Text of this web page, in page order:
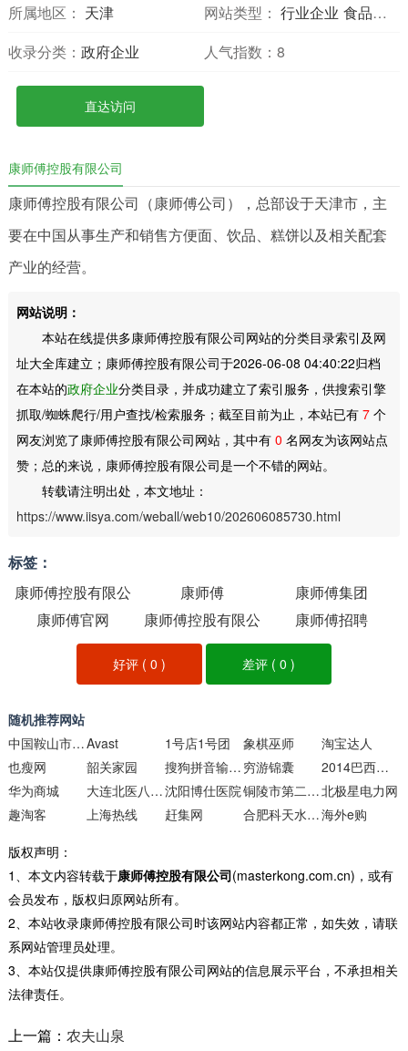
所属地区： 天津 网站类型： 行业企业 食品饮料
收录分类： 政府企业 人气指数： 8
直达访问
康师傅控股有限公司
康师傅控股有限公司（康师傅公司），总部设于天津市，主
要在中国从事生产和销售方便面、饮品、糕饼以及相关配套
产业的经营。
网站说明：
本站在线提供多康师傅控股有限公司网站的分类目录索引及网
址大全库建立；康师傅控股有限公司于2026-06-08 04:40:22归档
在本站的政府企业分类目录，并成功建立了索引服务，供搜索引擎
抓取/蜘蛛爬行/用户查找/检索服务；截至目前为止，本站已有 7个
网友浏览了康师傅控股有限公司网站，其中有 0 名网友为该网站点
赞；总的来说，康师傅控股有限公司是一个不错的网站。
转载请注明出处，本文地址：
https://www.iisya.com/weball/web10/202606085730.html
标签：
康师傅控股有限公
司
康师傅
康师傅集团
康师傅官网
康师傅控股有限公
司
康师傅招聘
好评 (0 ) 差评 ( 0 )
随机推荐网站
中国鞍山市人民政府Avast 1号店1号团 象棋巫师
淘宝达人
也瘦网
韶关家园 搜狗拼音输入法 穷游锦囊
2014巴西世界杯-搜狐体育
华为商城
大连北医八医院沈阳博仕医院 铜陵市第二十一中学北极星电力网
趣淘客
上海热线 赶集网 合肥科天水性科技有限责任公司海外e购
版权声明：
1、本文内容转载于康师傅控股有限公司(masterkong.com.cn)，或有
会员发布，版权归原网站所有。
2、本站收录康师傅控股有限公司时该网站内容都正常，如失效，请联
系网站管理员处理。
3、本站仅提供康师傅控股有限公司网站的信息展示平台，不承担相关
法律责任。
上一篇： 农夫山泉